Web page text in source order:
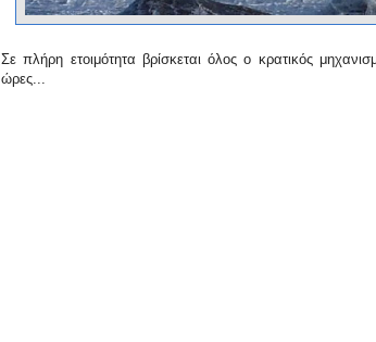
Σε πλήρη ετοιμότητα βρίσκεται όλος ο κρατικός
ώρες...